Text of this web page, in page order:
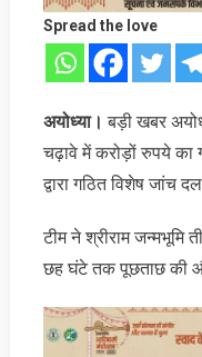
Spread the love
अयोध्या।बड़ी खबर
चढ़ावे में करोड़ों रुपये का
द्वारा गठित विशेष जांच
टीम ने श्रीराम जन्मभूमि
छह घंटे तक पूछताछ की